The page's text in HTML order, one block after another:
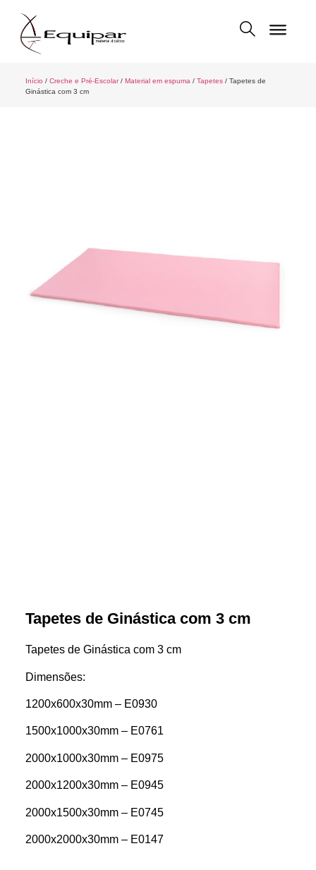
Início / Creche e Pré-Escolar/ Material em espuma / Tapetes/ Tapetes de
Ginástica com 3 cm
Tapetes de Ginástica com 3 cm
Tapetes de Ginástica com 3 cm
Dimensões:
1200x600x30mm – E0930
1500x1000x30mm – E0761
2000x1000x30mm – E0975
2000x1200x30mm – E0945
2000x1500x30mm – E0745
2000x2000x30mm – E0147